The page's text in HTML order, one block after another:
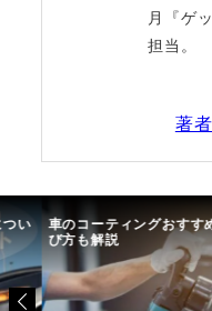
月『ゲ
担当。
著
い 車のコーティングおすす
び方も解説